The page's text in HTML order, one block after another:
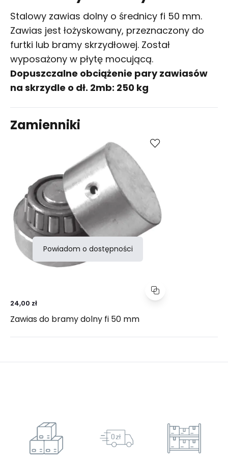
Stalowy zawias dolny o średnicy fi 50 mm.
Zawias jest łożyskowany, przeznaczony do
furtki lub bramy skrzydłowej. Został
wyposażony w płytę mocującą.
Dopuszczalne obciążenie pary zawiasów
na skrzydle o dł. 2mb: 250 kg
Zamienniki
Powiadom o dostępności
24,00 zł
Zawias do bramy dolny fi 50 mm